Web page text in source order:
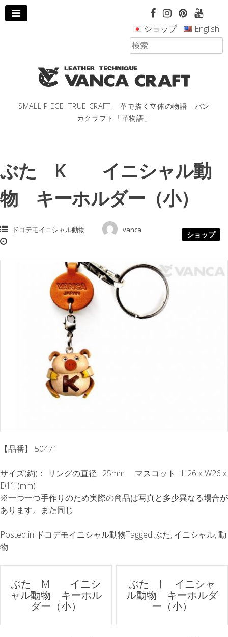
コ
ン
SMALL PIECE. TRUE CRAFT. 革で描く立体の物語 バン
カクラフト「革物語」
ショップ English
ぶた K イニシャル動
物 キーホルダー（小）
ショップ
ドコデモイニシャル動物 vanca
【品番】 50471
サイズ(約)： リングの直径…25mm マスコット…H26 x W26 x
D11 (mm)
※一つ一つ手作りのため実際の商品は写真と多少異なる場合が
あります。また同じ
Posted in ドコデモイニシャル動物Tagged ぶた, イニシャル,動
物
ポ
ス
ト
ぶた M イニシ
ャル動物 キーホル
ダー（小）
ぶた J イニシャ
ル動物 キーホルダ
ー（小）